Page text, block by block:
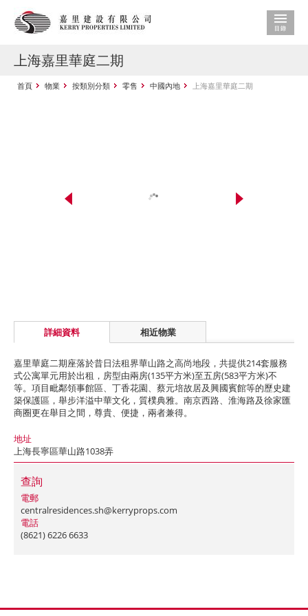
上海嘉里華庭二期
首頁 物業 按類別分類 零售 中國內地 上海嘉里華庭二期
詳細資料 相近物業
嘉里華庭二期座落於昔日法租界華山路之高尚地段，共提供214套服務
式公寓單元用於出租，房型由兩房(135平方米)至五房(583平方米)不
等。項目毗鄰領事館區、丁香花園、蔡元培故居及興國賓館等的歷史建
築保護區，舉步洋溢中華文化，質樸典雅。南京西路、淮海路及徐家匯
商圈更在舉目之間，尊貴、便捷，兩者兼得。
地址
上海長寧區華山路1038弄
查詢
電郵
centralresidences.sh@kerryprops.com
電話
(8621) 6226 6633